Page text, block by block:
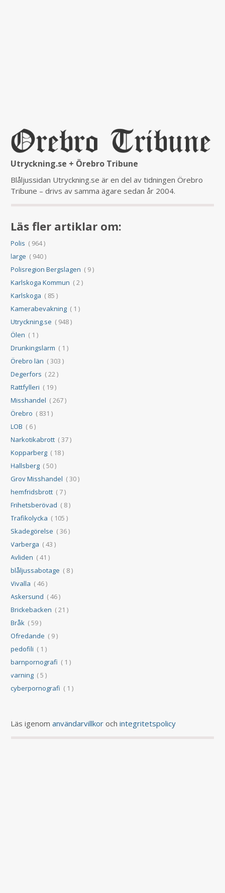
Utryckning.se + Örebro Tribune
Blåljussidan Utryckning.se är en del av tidningen Örebro
Tribune – drivs av samma ägare sedan år 2004.
Läs fler artiklar om:
Polis ( 964 )
large ( 940 )
Polisregion Bergslagen ( 9 )
Karlskoga Kommun ( 2 )
Karlskoga ( 85 )
Kamerabevakning ( 1 )
Utryckning.se ( 948 )
Ölen ( 1 )
Drunkingslarm ( 1 )
Örebro län ( 303 )
Degerfors ( 22 )
Rattfylleri ( 19 )
Misshandel ( 267 )
Örebro ( 831 )
LOB ( 6 )
Narkotikabrott ( 37 )
Kopparberg ( 18 )
Hallsberg ( 50 )
Grov Misshandel ( 30 )
hemfridsbrott ( 7 )
Frihetsberövad ( 8 )
Trafikolycka ( 105 )
Skadegörelse ( 36 )
Varberga ( 43 )
Avliden ( 41 )
blåljussabotage ( 8 )
Vivalla ( 46 )
Askersund ( 46 )
Brickebacken ( 21 )
Bråk ( 59 )
Ofredande ( 9 )
pedofili ( 1 )
barnpornografi ( 1 )
varning ( 5 )
cyberpornografi ( 1 )
Läs igenomanvändarvillkor ochintegritetspolicy